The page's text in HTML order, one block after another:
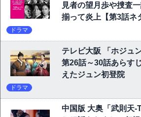
見者の望月歩や捜査
揃って炎上【第3話ネ
ドラマ
テレビ大阪 「ホジュ
第26話～30話あらす
えたジュン初登院
ドラマ
中国版 大奥「武則天